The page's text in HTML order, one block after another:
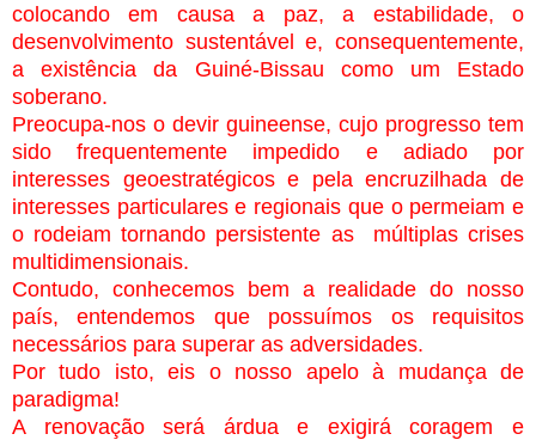
colocando em causa a paz, a estabilidade, o
desenvolvimento sustentável e, consequentemente,
a existência da Guiné-Bissau como um Estado
soberano.
Preocupa-nos o devir guineense, cujo progresso tem
sido frequentemente impedido e adiado por
interesses geoestratégicos e pela encruzilhada de
interesses particulares e regionais que o permeiam e
o rodeiam tornando persistente as
múltiplas crises
multidimensionais.
Contudo, conhecemos bem a realidade do nosso
país, entendemos que possuímos os requisitos
necessários para superar as adversidades.
Por tudo isto, eis o nosso apelo à mudança de
paradigma!
A renovação será árdua e exigirá coragem e